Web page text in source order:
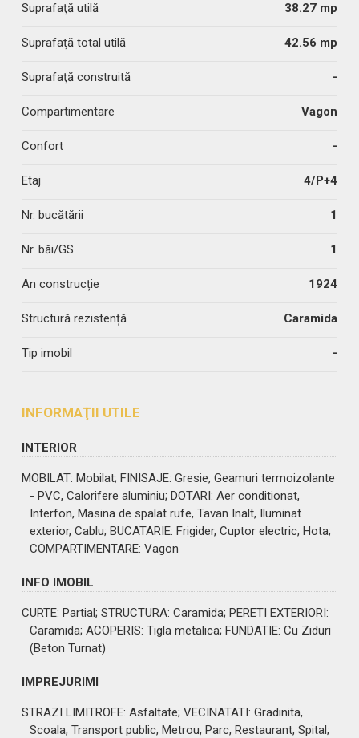
Suprafaţă utilă 38.27 mp
Suprafaţă total utilă 42.56 mp
Suprafaţă construită -
Compartimentare Vagon
Confort -
Etaj 4/P+4
Nr. bucătării 1
Nr. băi/GS 1
An construcție 1924
Structură rezistență Caramida
Tip imobil -
INFORMAŢII UTILE
INTERIOR
MOBILAT: Mobilat; FINISAJE: Gresie, Geamuri termoizolante
- PVC, Calorifere aluminiu; DOTARI: Aer conditionat,
Interfon, Masina de spalat rufe, Tavan Inalt, Iluminat
exterior, Cablu; BUCATARIE: Frigider, Cuptor electric, Hota;
COMPARTIMENTARE: Vagon
INFO IMOBIL
CURTE: Partial; STRUCTURA: Caramida; PERETI EXTERIORI:
Caramida; ACOPERIS: Tigla metalica; FUNDATIE: Cu Ziduri
(Beton Turnat)
IMPREJURIMI
STRAZI LIMITROFE: Asfaltate; VECINATATI: Gradinita,
Scoala, Transport public, Metrou, Parc, Restaurant, Spital;